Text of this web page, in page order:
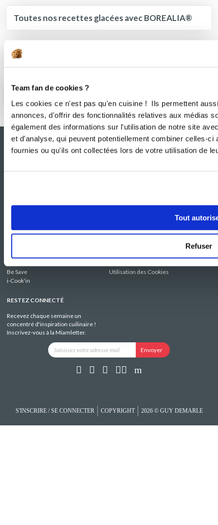
Team fan de cookies ?
Les cookies ce n'est pas qu'en cuisine ! Ils permettent
annonces, d'offrir des fonctionnalités relatives aux médias
également des informations sur l'utilisation de notre site
et d'analyse, qui peuvent potentiellement combiner celles-
fournies ou qu'ils ont collectées lors de votre utilisation de
Tout
Refuser
Toutes nos recettes glacées avec BOREALIA®
C’est la saison des tartes estivales !
Effet boulangerie assuré à la maison
Guy Demarle
Be Save
i-Cook'in
Contactez-nous
Utilisation des Cookies
RESTEZ CONNECTÉ
Recevez chaque semaine un
concentré d'inspiration cuilinaire !
Inscrivez-vous à la Miamletter.
S'INSCRIRE / SE CONNECTER COPYRIGHT 2026 © GUY DEMARLE